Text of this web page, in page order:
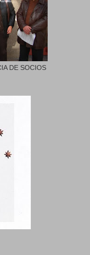
DE SOCIOS